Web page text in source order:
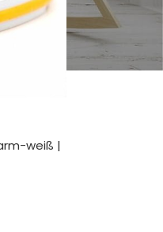
weiß |